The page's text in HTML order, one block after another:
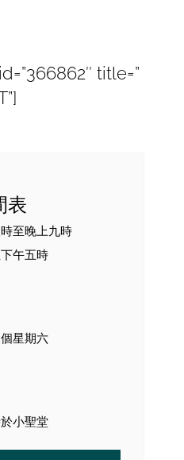
title=”
表
至晚上九時
午五時
星期六
小聖堂